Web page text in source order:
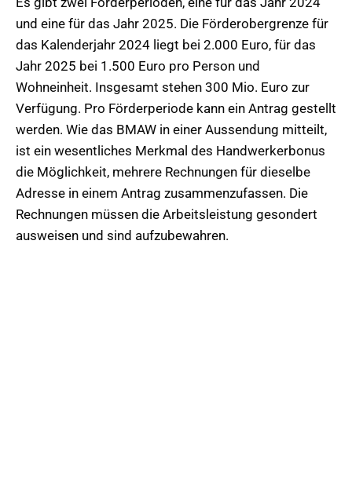
und eine für das Jahr 2025. Die Förderobergrenze für
das Kalenderjahr 2024 liegt bei 2.000 Euro, für das
Jahr 2025 bei 1.500 Euro pro Person und
Wohneinheit. Insgesamt stehen 300 Mio. Euro zur
Verfügung. Pro Förderperiode kann ein Antrag gestellt
werden. Wie das BMAW in einer Aussendung mitteilt,
ist ein wesentliches Merkmal des Handwerkerbonus
die Möglichkeit, mehrere Rechnungen für dieselbe
Adresse in einem Antrag zusammenzufassen. Die
Rechnungen müssen die Arbeitsleistung gesondert
ausweisen und sind aufzubewahren.